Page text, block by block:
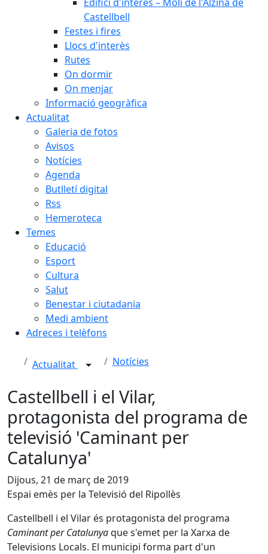
Castellbell
Festes i fires
Llocs d'interès
Rutes
On dormir
On menjar
Informació geogràfica
Actualitat
Galeria de fotos
Avisos
Notícies
Agenda
Butlletí digital
Rss
Hemeroteca
Temes
Educació
Esport
Cultura
Salut
Benestar i ciutadania
Medi ambient
Adreces i telèfons
Actualitat Notícies
Castellbell i el Vilar,
protagonista del programa de
televisió 'Caminant per
Catalunya'
Dijous, 21 de març de 2019
Espai emès per la Televisió del Ripollès
Castellbell i el Vilar és protagonista del programa
Caminant per Catalunyaque s'emet per la Xarxa de
Televisions Locals. El municipi forma part d'un